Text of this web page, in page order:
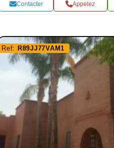
Contacter Appelez
Ref: R89JJ77VAM1